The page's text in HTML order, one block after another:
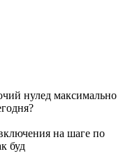
нулед максимально
на шаге по
буд